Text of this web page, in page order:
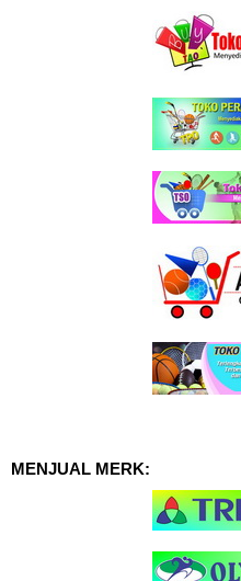
MENJUAL MERK: